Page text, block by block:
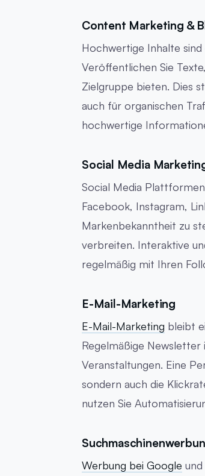
Content Marketing &
Hochwertige Inhalte
Veröffentlichen Sie
Zielgruppe bieten. Dies
auch für organischen
hochwertige
Social Media
Social Media
Facebook, Instagram,
Markenbekanntheit zu
verbreiten. Interaktive
regelmäßig mit Ihren
E-Mail-Marketing
E-Mail-Marketing bleibt
Regelmäßige
Veranstaltungen. Eine
sondern auch die
nutzen Sie
Werbung bei Google